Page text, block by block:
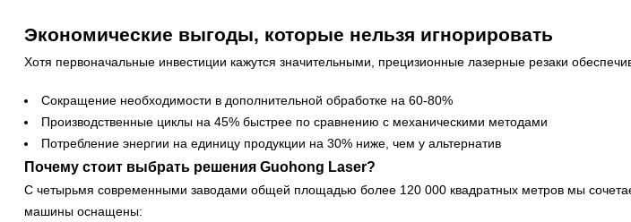
Экономические выгоды, которые нельзя игнорировать
Хотя первоначальные инвестиции кажутся значительными, прецизионные лазерные резаки
Сокращение необходимости в дополнительной обработке на 60-80%
Производственные циклы на 45% быстрее по сравнению с механическими методами
Потребление энергии на единицу продукции на 30% ниже, чем у альтернатив
Почему стоит выбрать решения Guohong Laser?
С четырьмя современными заводами общей площадью более 120 000 квадратных метров мы
машины оснащены: